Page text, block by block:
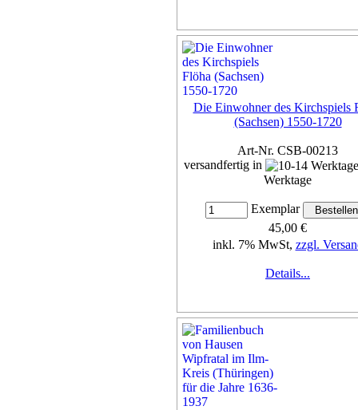
Die Einwohner des Kirchspiels
(Sachsen) 1550-1720
Art-Nr. CSB-00213
versandfertig in
Werktage
Exemplar
45,00 €
inkl. 7% MwSt, zzgl.
Details...